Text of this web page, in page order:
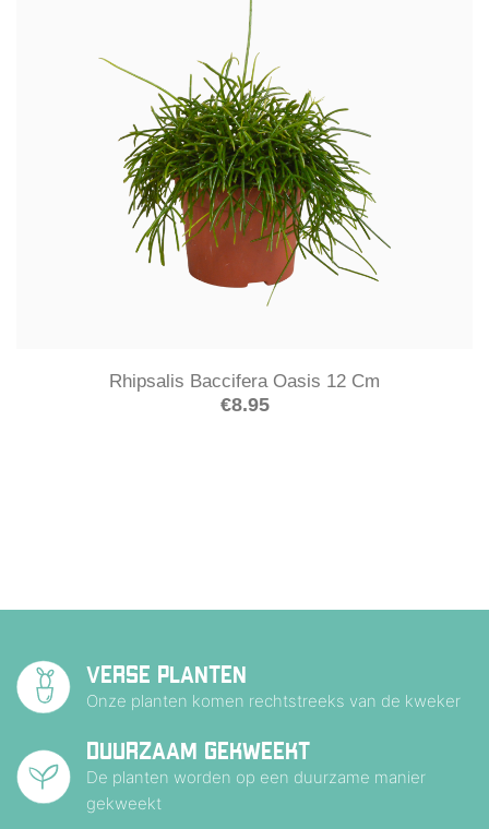
Rhipsalis Baccifera Oasis 12 Cm
€8.95
VERSE PLANTEN
Onze planten komen rechtstreeks van de kweker
DUURZAAM GEKWEEKT
De planten worden op een duurzame manier
gekweekt